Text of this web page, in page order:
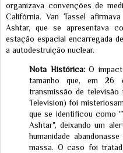
organizava convenções de
Califórnia. Van Tassel
Ashtar, que se apresentava
estação espacial encarregada
a autodestruição nuclear.
Nota Histórica:O
tamanho que, em 26
transmissão de
Television) foi
que se identificou como
Ashtar", deixando um
humanidade
massa. O caso foi